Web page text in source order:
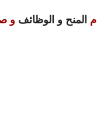
المنح و الوظائف و